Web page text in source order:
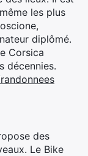
les plus
diplômé.
Corsica
décennies.
des
Le Bike